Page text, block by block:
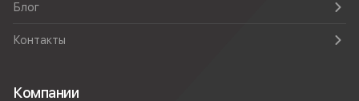
Блог
Контакты
Компании